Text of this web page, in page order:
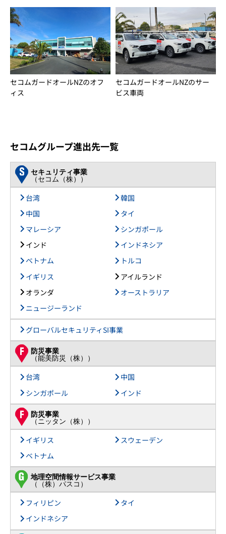
セコムガードオールNZのオフ
ィス
セコムガードオールNZのサー
ビス車両
セコムグループ進出先一覧
セキュリティ事業
（セコム（株））
台湾
韓国
中国
タイ
マレーシア
シンガポール
インド
インドネシア
ベトナム
トルコ
イギリス
アイルランド
オランダ
オーストラリア
ニュージーランド
グローバルセキュリティSI事業
防災事業
（能美防災（株））
台湾
中国
シンガポール
インド
防災事業
（ニッタン（株））
イギリス
スウェーデン
ベトナム
地理空間情報サービス事業
（（株）パスコ）
フィリピン
タイ
インドネシア